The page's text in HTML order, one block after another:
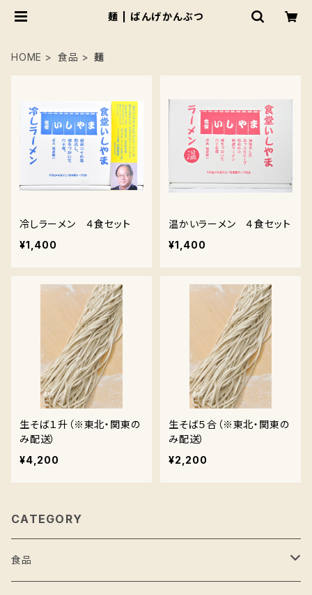
麺 | ばんげかんぶつ
HOME 食品 麺
冷しラーメン ４食セット
¥1,400
温かいラーメン ４食セット
¥1,400
生そば１升（※東北・関東の
み配送）
¥4,200
生そば５合（※東北・関東の
み配送）
¥2,200
CATEGORY
食品